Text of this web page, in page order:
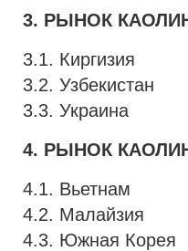
3. РЫНОК
3.1. Киргизия
3.2. Узбекистан
3.3. Украина
4. РЫНОК
4.1. Вьетнам
4.2. Малайзия
4.3. Южная Корея